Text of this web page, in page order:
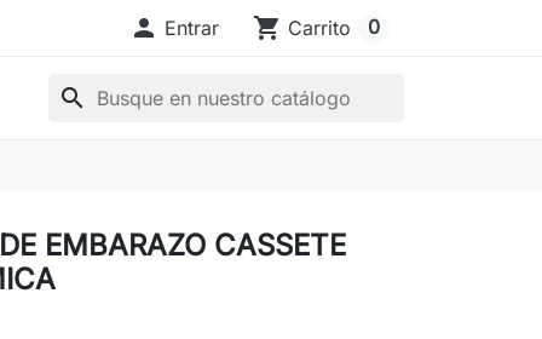
 Entrar shopping_cart Carrito 0
search
EMBARAZO CASSETE